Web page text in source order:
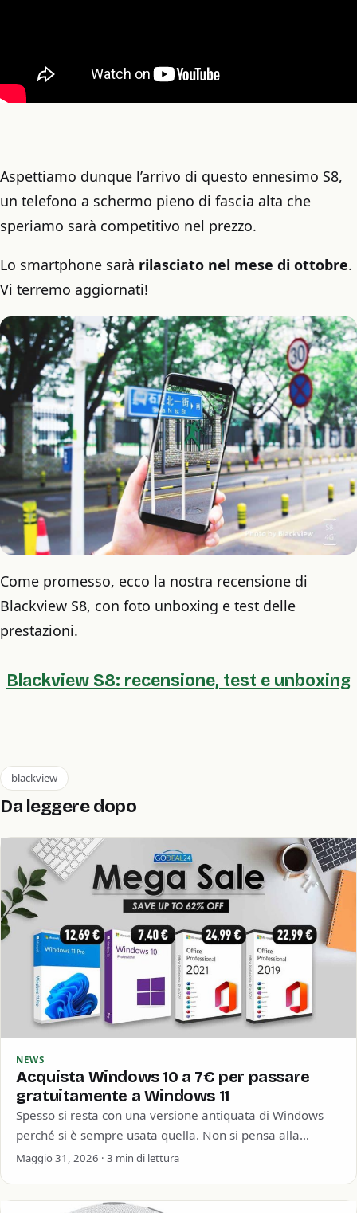
Aspettiamo dunque l’arrivo di questo ennesimo S8,
un telefono a schermo pieno di fascia alta che
speriamo sarà competitivo nel prezzo.
Lo smartphone sarà rilasciato nel mese di ottobre.
Vi terremo aggiornati!
Come promesso, ecco la nostra recensione di
Blackview S8, con foto unboxing e test delle
prestazioni.
Blackview S8: recensione, test e unboxing
blackview
Da leggere dopo
NEWS
Acquista Windows 10 a 7€ per passare
gratuitamente a Windows 11
Spesso si resta con una versione antiquata di Windows
perché si è sempre usata quella. Non si pensa alla
sicurezza informatica o…
Maggio 31, 2026 · 3 min di lettura